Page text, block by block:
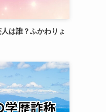
は誰？ふかわりょ